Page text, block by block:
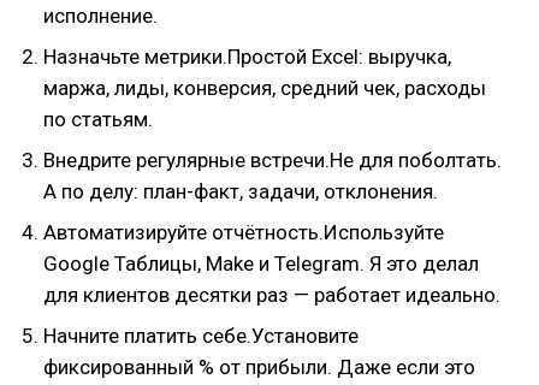
исполнение.
Назначьте метрики.Простой Excel: выручка,
маржа, лиды, конверсия, средний чек, расходы
по статьям.
Внедрите регулярные встречи.Не для поболтать.
А по делу: план-факт, задачи, отклонения.
Автоматизируйте отчётность.Используйте
Google Таблицы, Make и Telegram. Я это делал
для клиентов десятки раз — работает идеально.
Начните платить себе.Установите
фиксированный % от прибыли. Даже если это